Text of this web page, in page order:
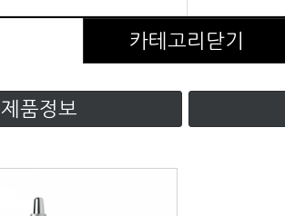
카테고리닫기
제품정보